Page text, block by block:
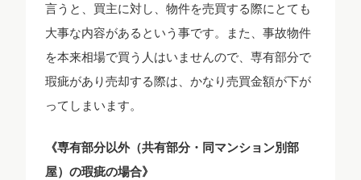
言うと、買主に対し、物件を売買する際にとても
大事な内容があるという事です。また、事故物件
を本来相場で買う人はいませんので、専有部分で
瑕疵があり売却する際は、かなり売買金額が下が
ってしまいます。
《専有部分以外（共有部分・同マンション別部
屋）の瑕疵の場合》